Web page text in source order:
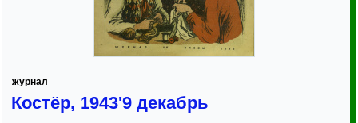
журнал
Костёр, 1943'9 декабрь